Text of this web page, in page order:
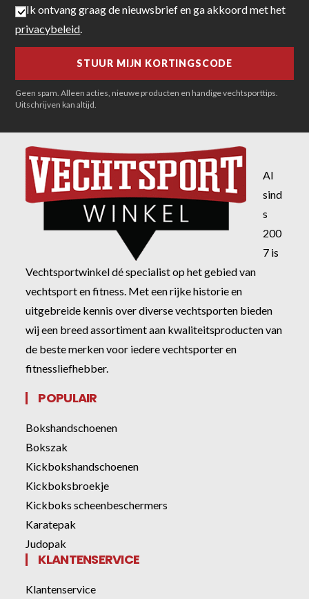
Ik ontvang graag de nieuwsbrief en ga akkoord met het
privacybeleid.
Geen spam. Alleen acties, nieuwe producten en handige vechtsporttips.
Uitschrijven kan altijd.
Al
sind
s
200
7 is
Vechtsportwinkel dé specialist op het gebied van
vechtsport en fitness. Met een rijke historie en
uitgebreide kennis over diverse vechtsporten bieden
wij een breed assortiment aan kwaliteitsproducten van
de beste merken voor iedere vechtsporter en
fitnessliefhebber.
POPULAIR
Bokshandschoenen
Bokszak
Kickbokshandschoenen
Kickboksbroekje
Kickboks scheenbeschermers
Karatepak
Judopak
KLANTENSERVICE
Klantenservice